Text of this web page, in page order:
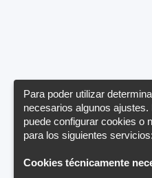
Para poder utilizar
necesarios algunos
puede configurar cookies o
para los siguientes servicios:
Cookies técnicamente